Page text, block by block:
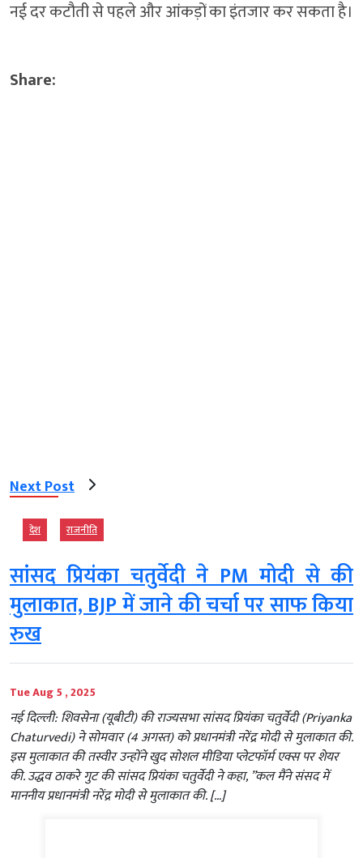
नई दर कटौती से पहले और आंकड़ों का इंतजार कर सकता है।
Share:
Next Post
देश राजनीति
सांसद प्रियंका चतुर्वेदी ने PM मोदी से की
मुलाकात, BJP में जाने की चर्चा पर साफ किया
रुख
Tue Aug 5 , 2025
नई दिल्ली: शिवसेना (यूबीटी) की राज्यसभा सांसद प्रियंका चतुर्वेदी (Priyanka
Chaturvedi) ने सोमवार (4 अगस्त) को प्रधानमंत्री नरेंद्र मोदी से मुलाकात की.
इस मुलाकात की तस्वीर उन्होंने खुद सोशल मीडिया प्लेटफॉर्म एक्स पर शेयर
की. उद्धव ठाकरे गुट की सांसद प्रियंका चतुर्वेदी ने कहा, ”कल मैंने संसद में
माननीय प्रधानमंत्री नरेंद्र मोदी से मुलाकात की. […]